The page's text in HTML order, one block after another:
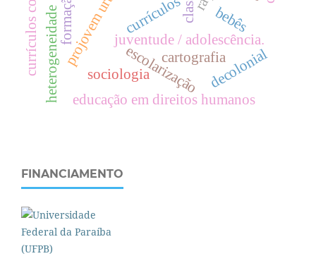
currículos
juventude / adolescência.
escolarização
educação em direitos humanos
heterogeneidadeformação.
decolonial
bebês
cartografia
sociologia
FINANCIAMENTO